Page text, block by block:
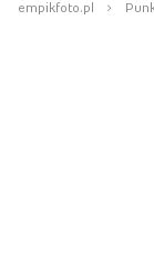
empikfoto.pl